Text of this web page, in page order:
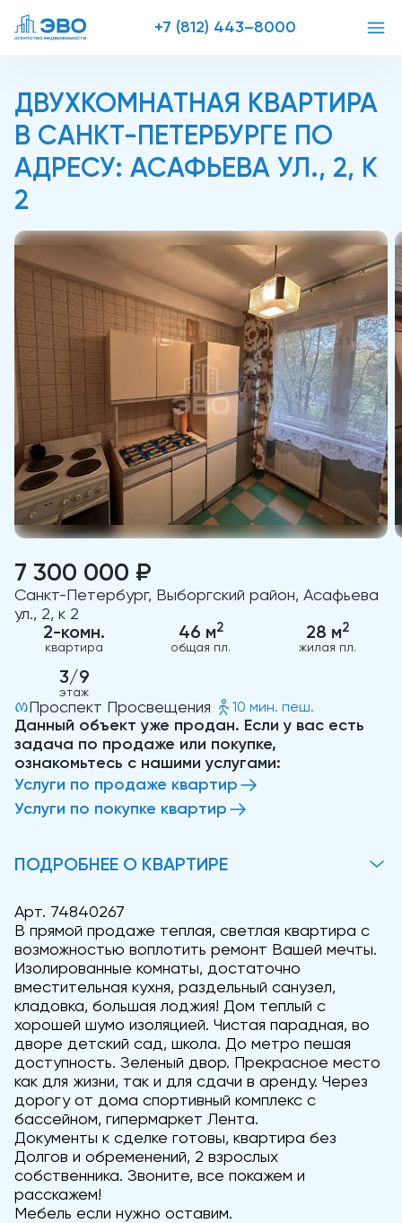
+7 (812) 443–8000
ДВУХКОМНАТНАЯ КВАРТИРА
В САНКТ-ПЕТЕРБУРГЕ ПО
АДРЕСУ: АСАФЬЕВА УЛ., 2, К
2
7 300 000 ₽
Санкт-Петербург, Выборгский район, Асафьева
ул., 2, к 2
2-комн.
квартира
46 м2
общая пл.
28 м2
жилая пл.
3/9
этаж
Проспект Просвещения 10 мин. пеш.
Данный объект уже продан. Если у вас есть
задача по продаже или покупке,
ознакомьтесь с нашими услугами:
Услуги по продаже квартир
Услуги по покупке квартир
ПОДРОБНЕЕ О КВАРТИРЕ
Арт. 74840267
В прямой продаже теплая, светлая квартира с
возможностью воплотить ремонт Вашей мечты.
Изолированные комнаты, достаточно
вместительная кухня, раздельный санузел,
кладовка, большая лоджия! Дом теплый с
хорошей шумо изоляцией. Чистая парадная, во
дворе детский сад, школа. До метро пешая
доступность. Зеленый двор. Прекрасное место
как для жизни, так и для сдачи в аренду. Через
дорогу от дома спортивный комплекс с
бассейном, гипермаркет Лента.
Документы к сделке готовы, квартира без
Долгов и обременений, 2 взрослых
собственника. Звоните, все покажем и
расскажем!
Мебель если нужно оставим.